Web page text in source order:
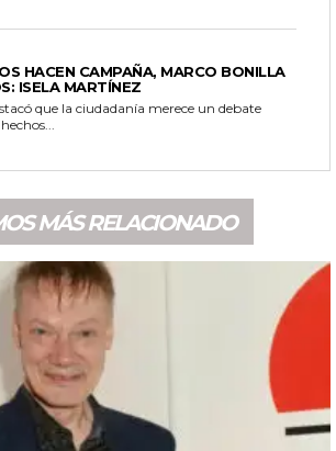
HACEN CAMPAÑA, MARCO BONILLA
ISELA MARTÍNEZ
MÁS RELACIONADO